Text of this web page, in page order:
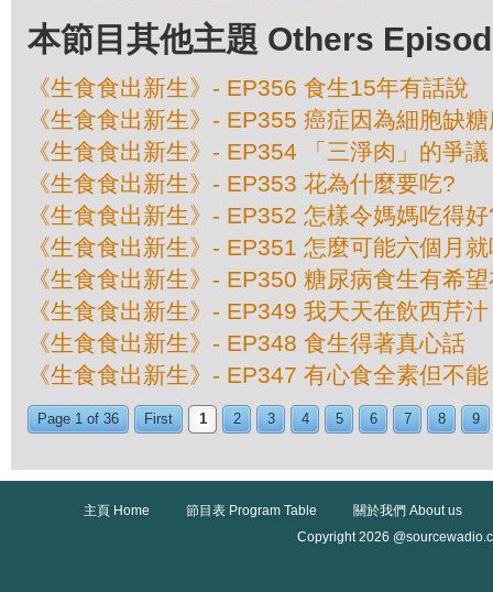
本節目其他主題 Others
《生食食出新生》- EP356 食生15年有話說
《生食食出新生》- EP355 癌症因為細胞缺
《生食食出新生》- EP354 「三淨肉」的爭議
《生食食出新生》- EP353 花為什麼要吃?
《生食食出新生》- EP352 怎樣令媽媽吃得
《生食食出新生》- EP351 怎麼可能六個月
《生食食出新生》- EP350 糖尿病食生有希
《生食食出新生》- EP349 我天天在飲西芹汁
《生食食出新生》- EP348 食生得著真心話
《生食食出新生》- EP347 有心食全素但不
Page 1 of 36 First 1 2 3 4 5 6 7 8 9
主頁 Home 節目表 Program Table
關於我們 About us
Copyright 2026